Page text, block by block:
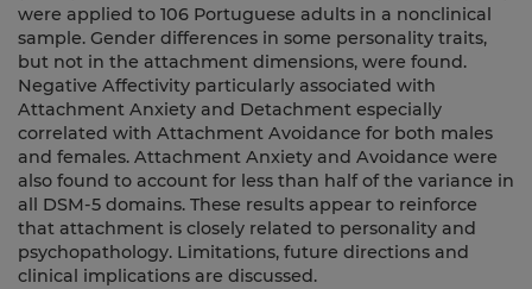
were applied to 106 Portuguese adults in a nonclinical
sample. Gender differences in some personality traits,
but not in the attachment dimensions, were found.
Negative Affectivity particularly associated with
Attachment Anxiety and Detachment especially
correlated with Attachment Avoidance for both males
and females. Attachment Anxiety and Avoidance were
also found to account for less than half of the variance in
all DSM-5 domains. These results appear to reinforce
that attachment is closely related to personality and
psychopathology. Limitations, future directions and
clinical implications are discussed.